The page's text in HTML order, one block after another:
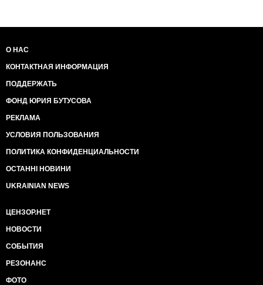
О НАС
КОНТАКТНАЯ ИНФОРМАЦИЯ
ПОДДЕРЖАТЬ
ФОНД ЮРИЯ БУТУСОВА
РЕКЛАМА
УСЛОВИЯ ПОЛЬЗОВАНИЯ
ПОЛИТИКА КОНФИДЕНЦИАЛЬНОСТИ
ОСТАННІ НОВИНИ
UKRAINIAN NEWS
ЦЕНЗОР.НЕТ
НОВОСТИ
СОБЫТИЯ
РЕЗОНАНС
ФОТО